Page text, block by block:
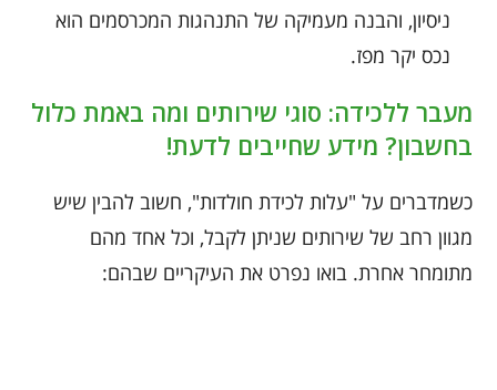
ניסיון, והבנה מעמיקה של התנהגות המכרסמים הוא
נכס יקר מפז.
מעבר ללכידה: סוגי שירותים ומה באמת כלול
בחשבון? מידע שחייבים לדעת!
כשמדברים על "עלות לכידת חולדות", חשוב להבין שיש
מגוון רחב של שירותים שניתן לקבל, וכל אחד מהם
מתומחר אחרת. בואו נפרט את העיקריים שבהם: